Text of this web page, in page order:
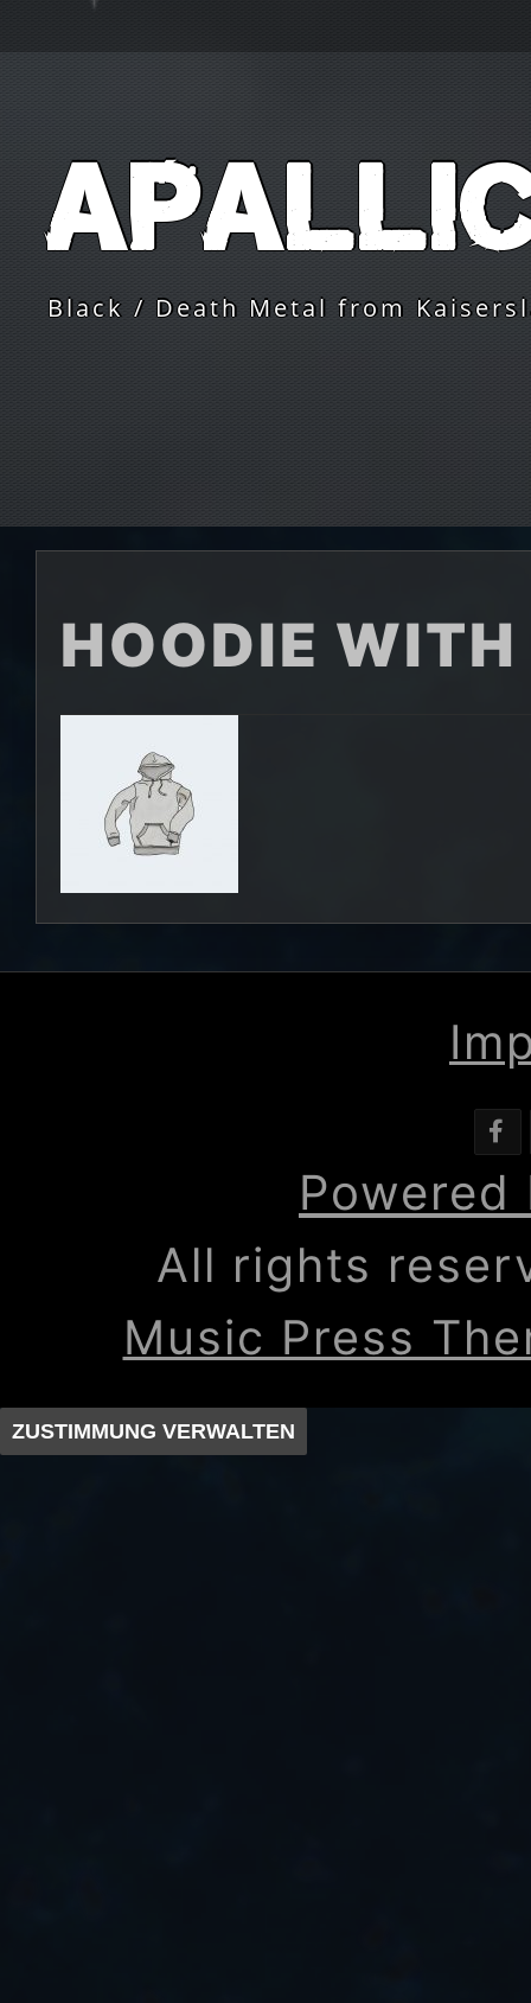
Apallic
Black / Death Metal from
HOODIE
Powered
All rights
Music Press
ZUSTIMMUNG VERWALTEN